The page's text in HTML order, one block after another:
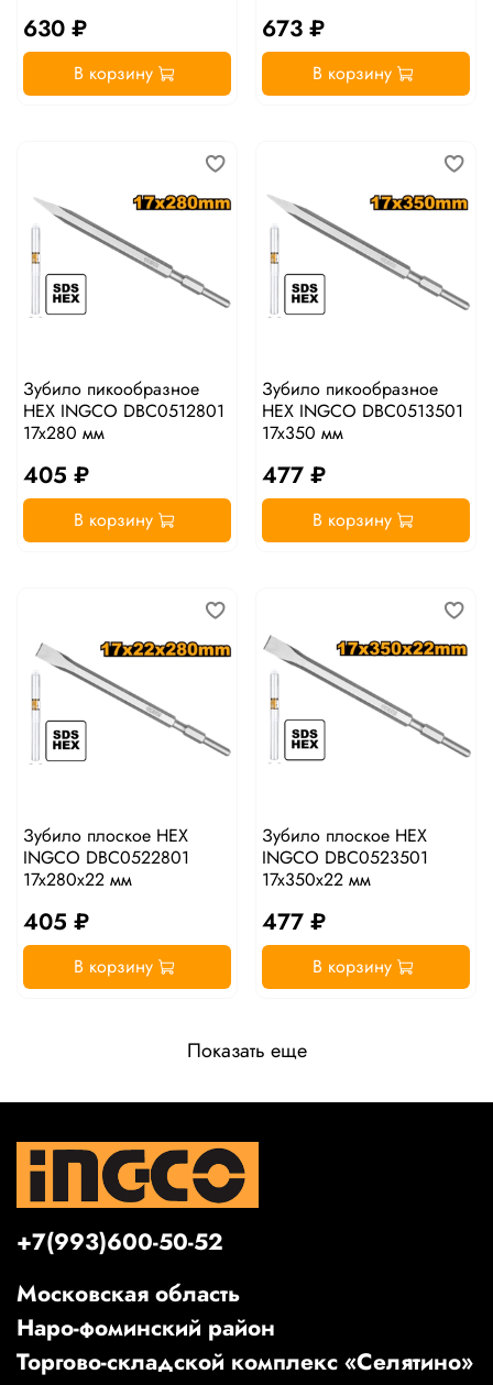
630 ₽
В корзину
673 ₽
В корзину
Зубило пикообразное
HEX INGCO DBC0512801
17x280 мм
405 ₽
В корзину
Зубило пикообразное
HEX INGCO DBC0513501
17x350 мм
477 ₽
В корзину
Зубило плоское HEX
INGCO DBC0522801
17x280х22 мм
405 ₽
В корзину
Зубило плоское HEX
INGCO DBC0523501
17x350х22 мм
477 ₽
В корзину
Показать еще
+7(993)600-50-52
Московская область
Наро-фоминский район
Торгово-складской комплекс «Селятино»